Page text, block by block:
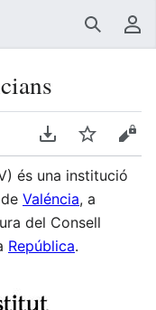
Buscar
Descarregar en
Vigilar
és una institució
Valéncia, a
del Consell
República.